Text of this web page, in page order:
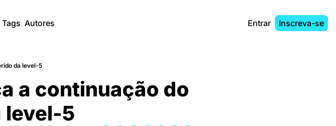
Tags Autores Entrar Inscreva-se
da level-5
a continuação do
level-5